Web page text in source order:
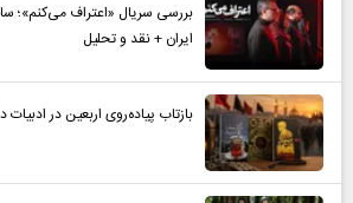
بررسی سریال «اعتراف می‌کنم»؛
ایران + نقد و تحلیل
بازتاب پیاده‌روی اربعین در ادبیات